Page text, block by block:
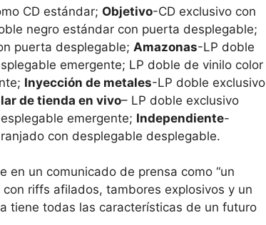
CD estándar; Objetivo-CD exclusivo con
negro estándar con puerta desplegable;
puerta desplegable; Amazonas-LP doble
emergente; LP doble de vinilo color
Inyección de metales-LP doble exclusivo
de tienda en vivo– LP doble exclusivo
emergente; Independiente-
con desplegable desplegable.
en un comunicado de prensa como “un
riffs afilados, tambores explosivos y un
tiene todas las características de un futuro